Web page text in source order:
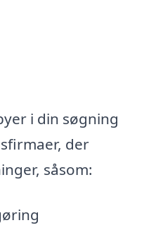
i din søgning
der
såsom: